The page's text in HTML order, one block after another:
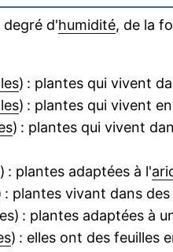
d'humidité, de la
) : plantes qui vivent
) : plantes qui vivent
) : plantes qui vivent
) : plantes adaptées à l'
: plantes vivant dans
: plantes adaptées à
) : elles ont des feuilles